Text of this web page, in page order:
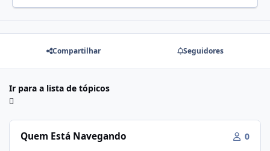
Compartilhar Seguidores
Ir para a lista de tópicos
Quem Está Navegando 0